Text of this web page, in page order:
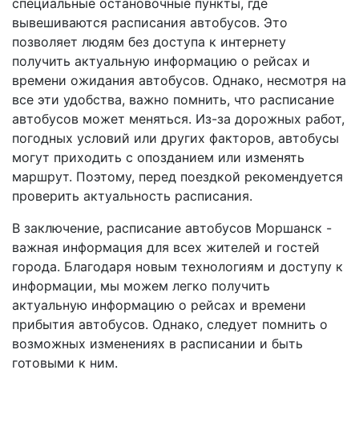
специальные остановочные пункты, где
вывешиваются расписания автобусов. Это
позволяет людям без доступа к интернету
получить актуальную информацию о рейсах и
времени ожидания автобусов. Однако, несмотря на
все эти удобства, важно помнить, что расписание
автобусов может меняться. Из-за дорожных работ,
погодных условий или других факторов, автобусы
могут приходить с опозданием или изменять
маршрут. Поэтому, перед поездкой рекомендуется
проверить актуальность расписания.
В заключение, расписание автобусов Моршанск -
важная информация для всех жителей и гостей
города. Благодаря новым технологиям и доступу к
информации, мы можем легко получить
актуальную информацию о рейсах и времени
прибытия автобусов. Однако, следует помнить о
возможных изменениях в расписании и быть
готовыми к ним.